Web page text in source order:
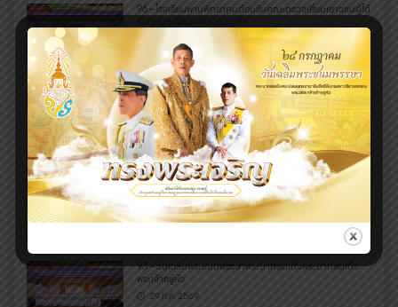
96 – โรงเรียนพานพิทยาคมต้อนรับคณะตรวจเยี่ยมเยาวชนผู้ได้
95 – พัฒนาทักษะ เสริมสมรรถนะ สร้างนักกีฬาสู่ความเป็นเลิศ
29 ก.ค. 2569
94 – RMUTL CR Engineering Camp 2026
29 ก.ค. 2569
93 – วันเฉลิมพระชนมพรรษาพระบาทสมเด็จพระบาทสมเด็จ
พระเจ้าอยู่หัว
29 ก.ค. 2569